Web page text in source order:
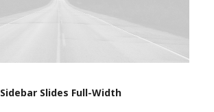
Sidebar Slides Full-Width